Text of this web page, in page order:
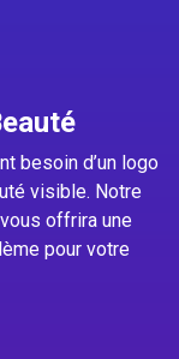
besoin d’un logo
visible. Notre
offrira une
pour votre